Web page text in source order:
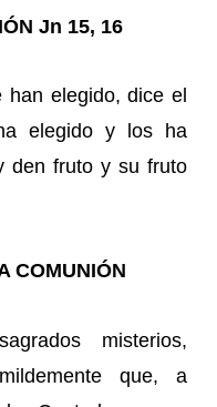
Jn 15, 16
elegido, dice el
elegido y los ha
den fruto y su fruto
COMUNIÓN
misterios,
que, a